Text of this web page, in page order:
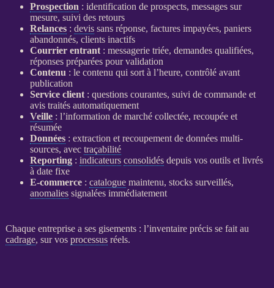
Prospection : identification de prospects, messages sur
mesure, suivi des retours
Relances: devissans réponse, factures impayées, paniers
abandonnés, clients inactifs
Courrier entrant: messagerie triée, demandes qualifiées,
réponses préparées pour validation
Contenu : le contenu qui sort à l’heure, contrôlé avant
publication
Service client: questions courantes, suivi de commande et
avis traités automatiquement
Veille: l’information de marché collectée, recoupée et
résumée
Données: extraction et recoupement de donnéesmulti-
sources, avec traçabilité
Reporting: indicateurs consolidésdepuis vos outils et livrés
à date fixe
E-commerce: cataloguemaintenu, stocks surveillés,
anomaliessignalées immédiatement
Chaque entreprise a ses gisements : l’inventaire précis se fait au
cadrage, sur vos processusréels.